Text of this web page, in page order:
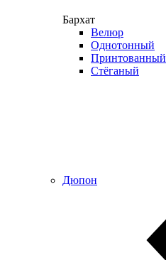
Бархат
Велюр
Однотонный
Принтованный
Стёганый
Дюпон